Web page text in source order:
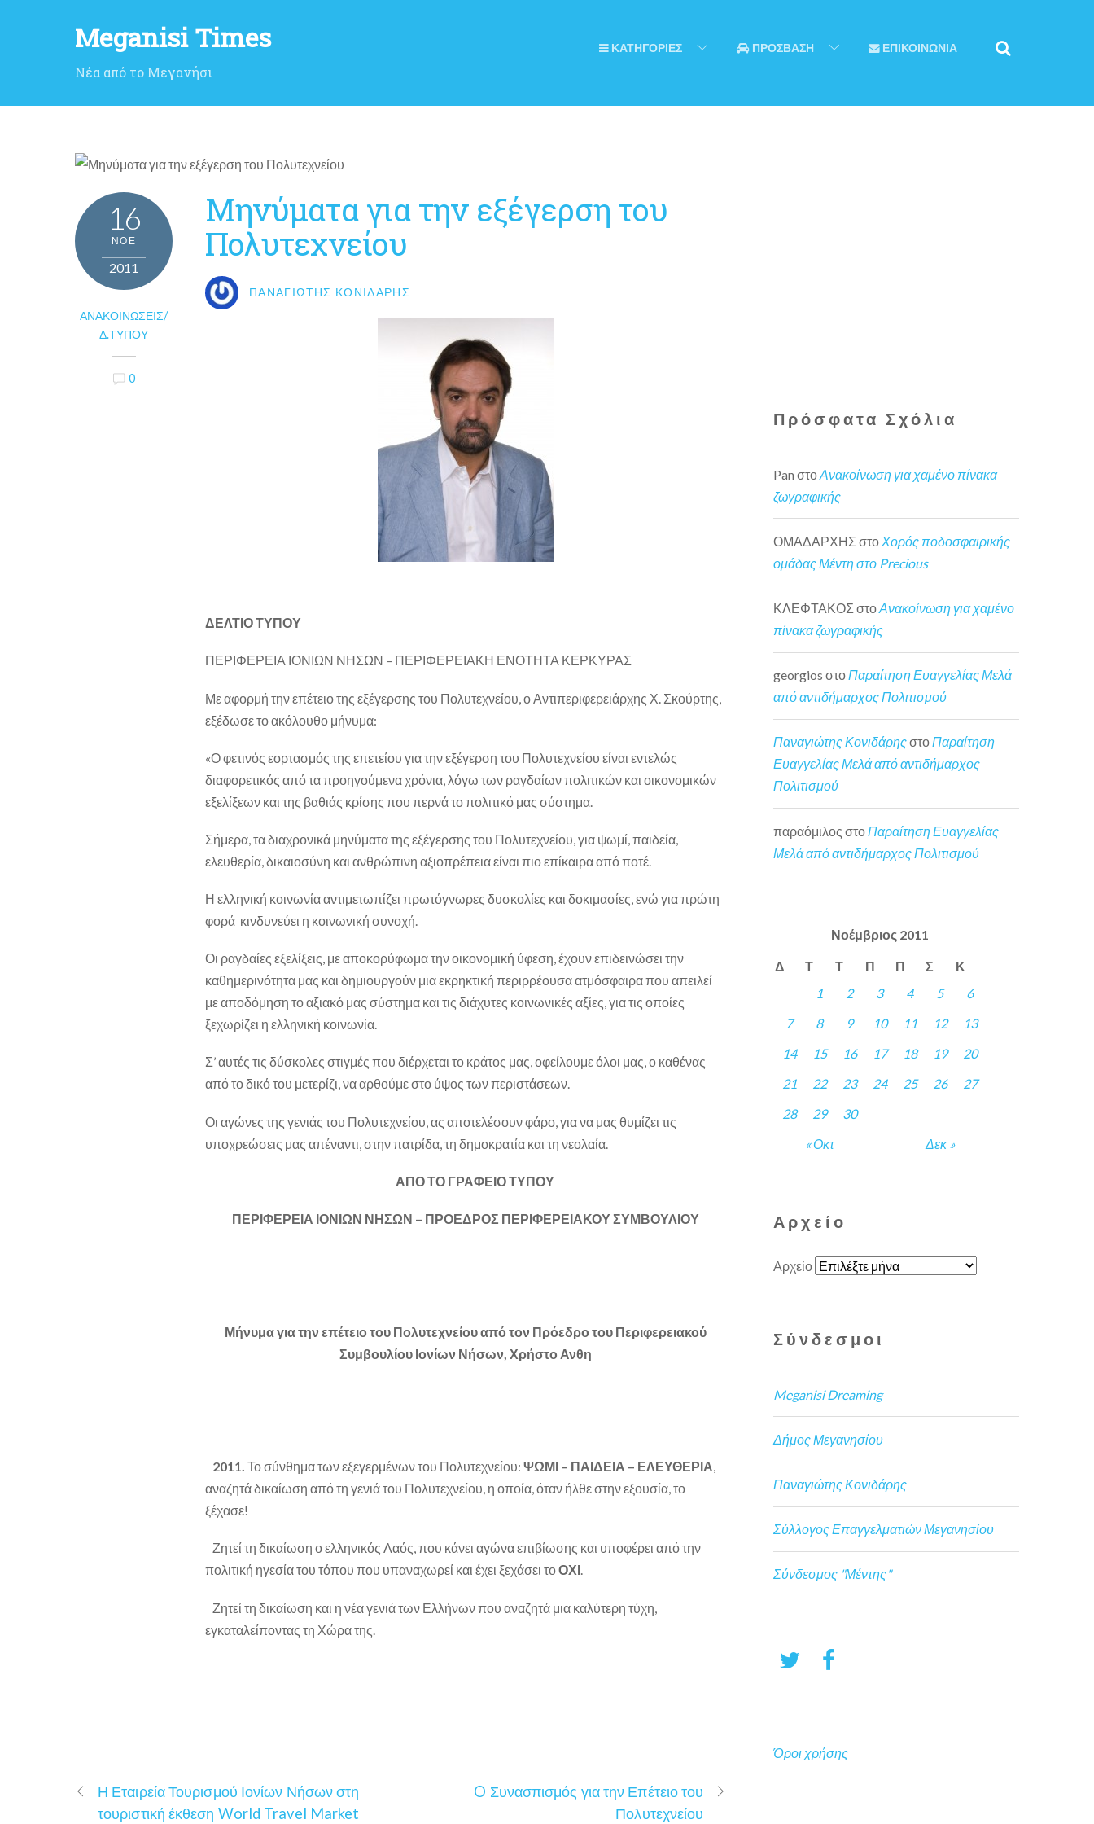
Meganisi Times
Νέα από το Μεγανήσι
ΚΑΤΗΓΟΡΙΕΣ ΠΡΟΣΒΑΣΗ ΕΠΙΚΟΙΝΩΝΙΑ
16
ΝΟΈ
2011
ΑΝΑΚΟΙΝΏΣΕΙΣ/
Δ.ΤΎΠΟΥ
0
Μηνύματα για την εξέγερση του
Πολυτεχνείου
ΠΑΝΑΓΙΏΤΗΣ ΚΟΝΙΔΆΡΗΣ
ΔΕΛΤΙΟ ΤΥΠΟΥ
ΠΕΡΙΦΕΡΕΙΑ ΙΟΝΙΩΝ ΝΗΣΩΝ – ΠΕΡΙΦΕΡΕΙΑΚΗ ΕΝΟΤΗΤΑ ΚΕΡΚΥΡΑΣ
Με αφορμή την επέτειο της εξέγερσης του Πολυτεχνείου, ο Αντιπεριφερειάρχης Χ. Σκούρτης,
εξέδωσε το ακόλουθο μήνυμα:
«Ο φετινός εορτασμός της επετείου για την εξέγερση του Πολυτεχνείου είναι εντελώς
διαφορετικός από τα προηγούμενα χρόνια, λόγω των ραγδαίων πολιτικών και οικονομικών
εξελίξεων και της βαθιάς κρίσης που περνά το πολιτικό μας σύστημα.
Σήμερα, τα διαχρονικά μηνύματα της εξέγερσης του Πολυτεχνείου, για ψωμί, παιδεία,
ελευθερία, δικαιοσύνη και ανθρώπινη αξιοπρέπεια είναι πιο επίκαιρα από ποτέ.
Η ελληνική κοινωνία αντιμετωπίζει πρωτόγνωρες δυσκολίες και δοκιμασίες, ενώ για πρώτη
φορά κινδυνεύει η κοινωνική συνοχή.
Οι ραγδαίες εξελίξεις, με αποκορύφωμα την οικονομική ύφεση, έχουν επιδεινώσει την
καθημερινότητα μας και δημιουργούν μια εκρηκτική περιρρέουσα ατμόσφαιρα που απειλεί
με αποδόμηση το αξιακό μας σύστημα και τις διάχυτες κοινωνικές αξίες, για τις οποίες
ξεχωρίζει η ελληνική κοινωνία.
Σ’ αυτές τις δύσκολες στιγμές που διέρχεται το κράτος μας, οφείλουμε όλοι μας, ο καθένας
από το δικό του μετερίζι, να αρθούμε στο ύψος των περιστάσεων.
Οι αγώνες της γενιάς του Πολυτεχνείου, ας αποτελέσουν φάρο, για να μας θυμίζει τις
υποχρεώσεις μας απέναντι, στην πατρίδα, τη δημοκρατία και τη νεολαία.
ΑΠΟ ΤΟ ΓΡΑΦΕΙΟ ΤΥΠΟΥ
ΠΕΡΙΦΕΡΕΙΑ ΙΟΝΙΩΝ ΝΗΣΩΝ – ΠΡΟΕΔΡΟΣ ΠΕΡΙΦΕΡΕΙΑΚΟΥ ΣΥΜΒΟΥΛΙΟΥ
Μήνυμα για την επέτειο του Πολυτεχνείου από τον Πρόεδρο του Περιφερειακού
Συμβουλίου Ιονίων Νήσων, Χρήστο Ανθη
2011. Το σύνθημα των εξεγερμένων του Πολυτεχνείου: ΨΩΜΙ – ΠΑΙΔΕΙΑ – ΕΛΕΥΘΕΡΙΑ,
αναζητά δικαίωση από τη γενιά του Πολυτεχνείου, η οποία, όταν ήλθε στην εξουσία, το
ξέχασε!
Ζητεί τη δικαίωση ο ελληνικός Λαός, που κάνει αγώνα επιβίωσης και υποφέρει από την
πολιτική ηγεσία του τόπου που υπαναχωρεί και έχει ξεχάσει τοΟΧΙ.
Ζητεί τη δικαίωση και η νέα γενιά των Ελλήνων που αναζητά μια καλύτερη τύχη,
εγκαταλείποντας τη Χώρα της.
Η Εταιρεία Τουρισμού Ιονίων Νήσων στη
τουριστική έκθεση World Travel Market
O Συνασπισμός για την Επέτειο του
Πολυτεχνείου
Πρόσφατα Σχόλια
Pan στοΑνακοίνωση για χαμένο πίνακα
ζωγραφικής
ΟΜΑΔΑΡΧΗΣ στο Χορός ποδοσφαιρικής
ομάδας Μέντη στο Precious
ΚΛΕΦΤΑΚΟΣ στοΑνακοίνωση για χαμένο
πίνακα ζωγραφικής
georgios στοΠαραίτηση Ευαγγελίας Μελά
από αντιδήμαρχος Πολιτισμού
Παναγιώτης ΚονιδάρηςστοΠαραίτηση
Ευαγγελίας Μελά από αντιδήμαρχος
Πολιτισμού
παραόμιλος στο Παραίτηση Ευαγγελίας
Μελά από αντιδήμαρχος Πολιτισμού
Νοέμβριος 2011
Δ Τ Τ Π Π Σ Κ
« Οκτ Δεκ »
1 2 3 4 5
6
7
8 9 10 11 12
13
14
15 16 17 18 19
20
21
22 23 24 25 26
27
28
29 30
Αρχείο
Αρχείο
Σύνδεσμοι
Meganisi Dreaming
Δήμος Μεγανησίου
Παναγιώτης Κονιδάρης
Σύλλογος Επαγγελματιών Μεγανησίου
Σύνδεσμος "Μέντης"
Όροι χρήσης